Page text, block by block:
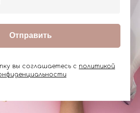
Отправить
вы соглашаетесь с политикой